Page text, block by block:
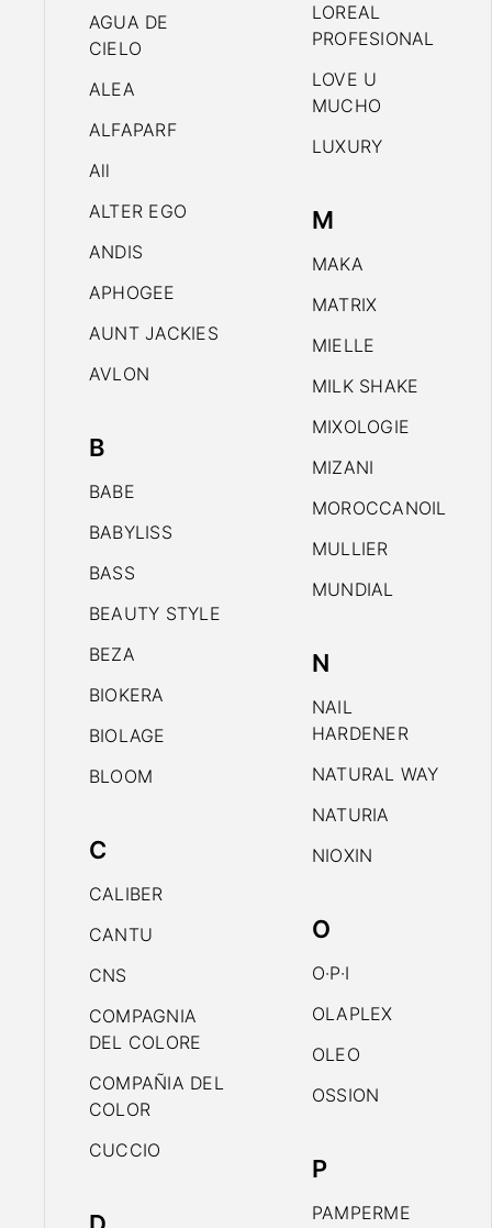
AGUA DE
CIELO
ALEA
ALFAPARF
All
ALTER EGO
ANDIS
APHOGEE
AUNT JACKIES
AVLON
B
BABE
BABYLISS
BASS
BEAUTY STYLE
BEZA
BIOKERA
BIOLAGE
BLOOM
C
CALIBER
CANTU
CNS
COMPAGNIA
DEL COLORE
COMPAÑIA DEL
COLOR
CUCCIO
LOREAL
PROFESIONAL
LOVE U
MUCHO
LUXURY
M
MAKA
MATRIX
MIELLE
MILK SHAKE
MIXOLOGIE
MIZANI
MOROCCANOIL
MULLIER
MUNDIAL
N
NAIL
HARDENER
NATURAL WAY
NATURIA
NIOXIN
O
O·P·I
OLAPLEX
OLEO
OSSION
P
PAMPERME